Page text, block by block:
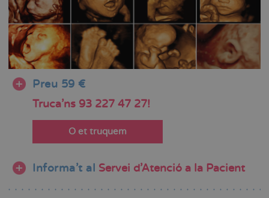
Preu 59 €
Truca'ns 93 227 47 27!
O et truquem
Informa’t al Servei d'Atenció a la Pacient